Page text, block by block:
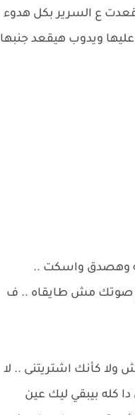
ع السرير بكل هدوء
ويدوب هيقعد جنبها
وهصدق واسكت ..
صوتك مش طايقاه .. ف
كأنك اشتريتنى .. لا
بيبقي ليك عين